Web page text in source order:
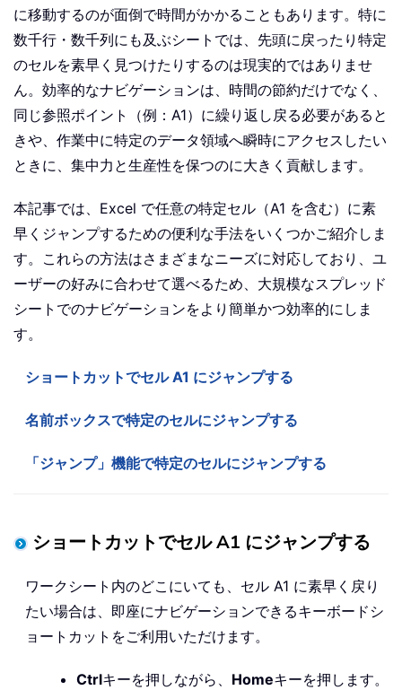
に移動するのが面倒で時間がかかることもあります。特に
数千行・数千列にも及ぶシートでは、先頭に戻ったり特定
のセルを素早く見つけたりするのは現実的ではありませ
ん。効率的なナビゲーションは、時間の節約だけでなく、
同じ参照ポイント（例：A1）に繰り返し戻る必要があると
きや、作業中に特定のデータ領域へ瞬時にアクセスしたい
ときに、集中力と生産性を保つのに大きく貢献します。
本記事では、Excel で任意の特定セル（A1 を含む）に素
早くジャンプするための便利な手法をいくつかご紹介しま
す。これらの方法はさまざまなニーズに対応しており、ユ
ーザーの好みに合わせて選べるため、大規模なスプレッド
シートでのナビゲーションをより簡単かつ効率的にしま
す。
ショートカットでセル A1 にジャンプする
名前ボックスで特定のセルにジャンプする
「ジャンプ」機能で特定のセルにジャンプする
ショートカットでセル A1 にジャンプする
ワークシート内のどこにいても、セル A1 に素早く戻り
たい場合は、即座にナビゲーションできるキーボードシ
ョートカットをご利用いただけます。
Ctrlキーを押しながら、 Homeキーを押します。